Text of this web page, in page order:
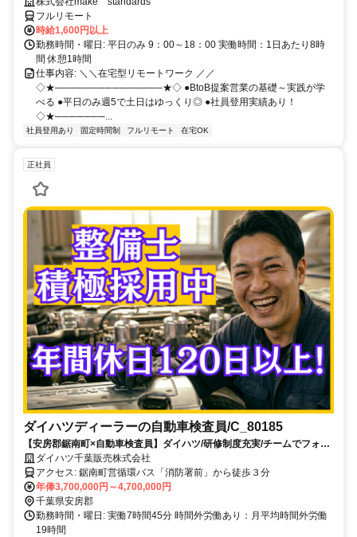
フルリモート
時給1,600円以上
勤務時間・曜日: 平日のみ 9：00～18：00 実働時間：1日あたり8時
間 休憩1時間
仕事内容: ＼＼在宅型リモートワーク ／／
◇★───────────────★◇ ●BtoB提案営業の基礎～実践が学
べる ●平日のみ週5で土日はゆっくり◎ ●社員登用実績あり！
◇★───────...
社員登用あり 固定時間制 フルリモート 在宅OK
正社員
ダイハツディーラーの自動車検査員/C_80185
【安房郡鋸南町×自動車検査員】ダイハツ/研修制度充実/チームでフォロ
ーする体制/残業少な目
ダイハツ千葉販売株式会社
アクセス: 鋸南町営循環バス「消防署前」から徒歩３分
年俸3,700,000円～4,700,000円
千葉県安房郡
勤務時間・曜日: 実働7時間45分 時間外労働あり：月平均時間外労働
19時間